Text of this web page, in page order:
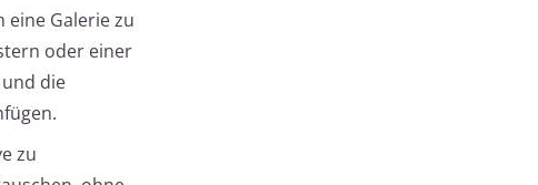
eine Galerie zu
oder einer
die
zu